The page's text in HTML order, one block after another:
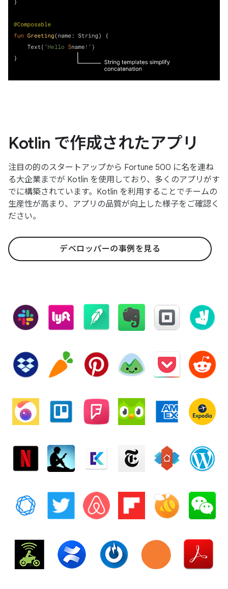
Kotlin で作成されたアプリ
注目の的のスタートアップから Fortune 500 に名を連ね
る大企業までが Kotlin を使用しており、多くのアプリがす
でに構築されています。Kotlin を利用することでチームの
生産性が高まり、アプリの品質が向上した様子をご確認く
ださい。
デベロッパーの事例を見る